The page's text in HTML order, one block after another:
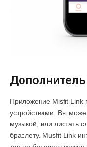
Приложение Misfit Link
устройствами. Вы
музыкой, или листать
браслету. Musfit Link